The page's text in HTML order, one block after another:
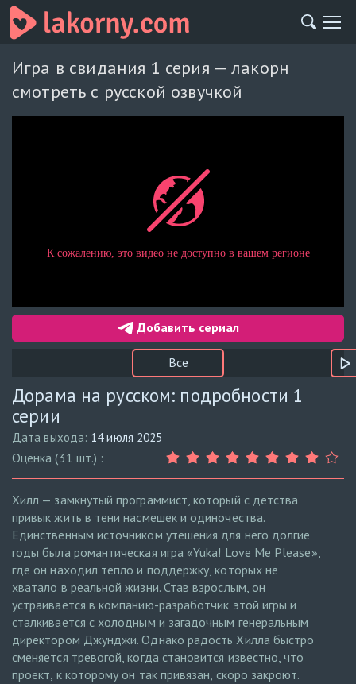
Игра в свидания 1 серия — лакорн
смотреть с русской озвучкой
Добавить сериал
Все
Дорама на русском: подробности 1
серии
Дата выхода: 14 июля 2025
Оценка (31 шт.) :
Хилл — замкнутый программист, который с детства
привык жить в тени насмешек и одиночества.
Единственным источником утешения для него долгие
годы была романтическая игра «Yuka! Love Me Please»,
где он находил тепло и поддержку, которых не
хватало в реальной жизни. Став взрослым, он
устраивается в компанию-разработчик этой игры и
сталкивается с холодным и загадочным генеральным
директором Джунджи. Однако радость Хилла быстро
сменяется тревогой, когда становится известно, что
проект, к которому он так привязан, скоро закроют.